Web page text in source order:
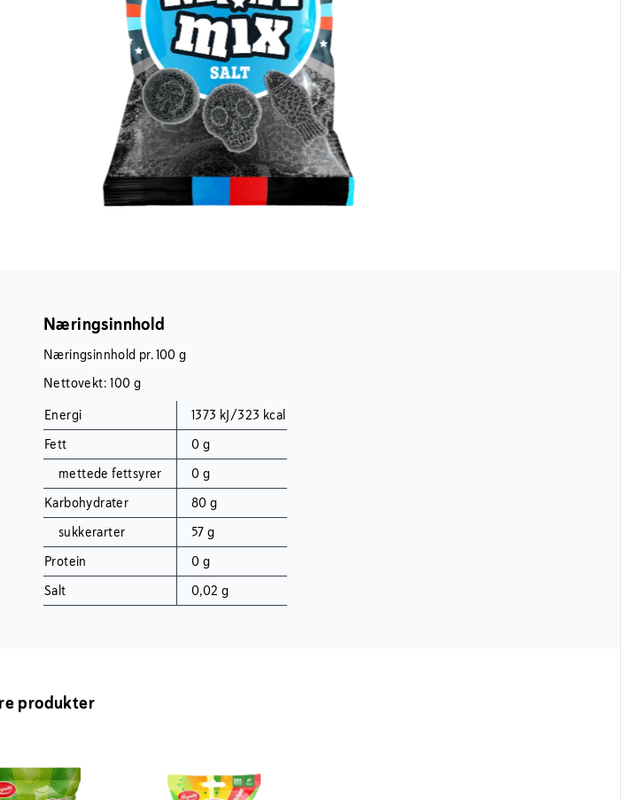
Næringsinnhold
Næringsinnhold pr. 100 g
Nettovekt: 100 g
Energi
1373 kJ/323 kcal
Fett
0 g
mettede fettsyrer
0 g
Karbohydrater
80 g
sukkerarter
57 g
Protein
0 g
Salt
0,02 g
produkter